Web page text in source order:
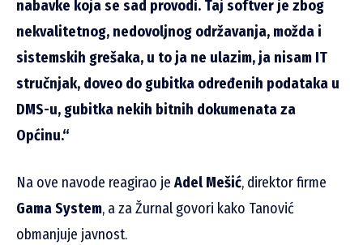
nabavke koja se sad provodi. Taj softver je zbog
nekvalitetnog, nedovoljnog održavanja, možda i
sistemskih grešaka, u to ja ne ulazim, ja nisam IT
stručnjak, doveo do gubitka određenih podataka u
DMS-u, gubitka nekih bitnih dokumenata za
Općinu.“
Na ove navode reagirao je Adel Mešić, direktor firme
Gama System, a za Žurnal govori kako Tanović
obmanjuje javnost.